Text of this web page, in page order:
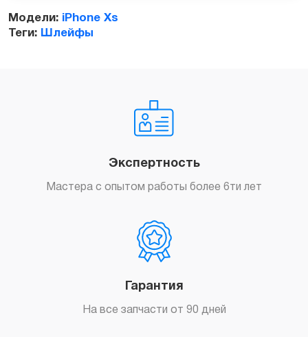
Модели: iPhone Xs
Теги: Шлейфы
Экспертность
Мастера с опытом работы более 6ти лет
Гарантия
На все запчасти от 90 дней